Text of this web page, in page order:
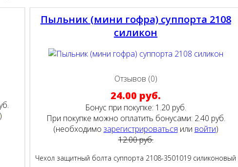
)
Пыльник (мини гофра) суппорта 2108
силикон
Отзывов (0)
24.00 руб.
Бонус при покупке: 1.20 руб.
При покупке можно оплатить бонусами: 2.40 руб.
(необходимо зарегистрироваться или войти)
12.00 руб.
Чехол защитный болта суппорта 2108-3501019 cиликоновый